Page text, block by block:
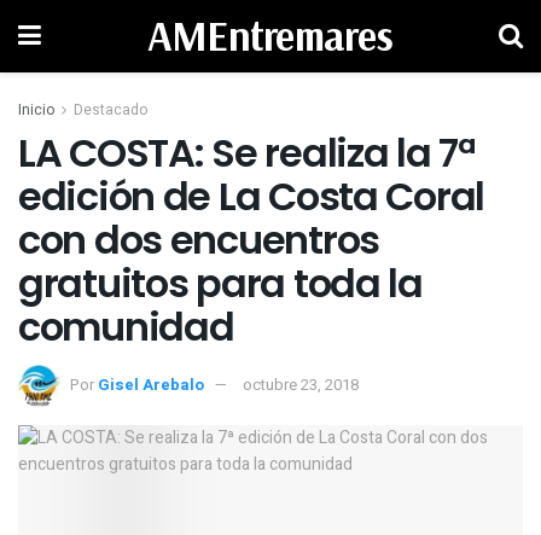
AMEntremares
Inicio Destacado
LA COSTA: Se realiza la 7ª
edición de La Costa Coral
con dos encuentros
gratuitos para toda la
comunidad
Por Gisel Arebalo octubre 23, 2018